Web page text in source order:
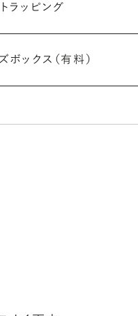
セージ：半角英数字20文
料で刻印することができま
欄をご確認ください）。
ラッピング
ボックス（有料）